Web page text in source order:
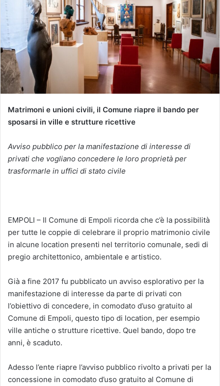
Matrimoni e unioni civili, il Comune riapre il bando per
sposarsi in ville e strutture ricettive
Avviso pubblico per la manifestazione di interesse di
privati che vogliano concedere le loro proprietà per
trasformarle in uffici di stato civile
EMPOLI – Il Comune di Empoli ricorda che c’è la possibilità
per tutte le coppie di celebrare il proprio matrimonio civile
in alcune location presenti nel territorio comunale, sedi di
pregio architettonico, ambientale e artistico.
Già a fine 2017 fu pubblicato un avviso esplorativo per la
manifestazione di interesse da parte di privati con
l’obiettivo di concedere, in comodato d’uso gratuito al
Comune di Empoli, questo tipo di location, per esempio
ville antiche o strutture ricettive. Quel bando, dopo tre
anni, è scaduto.
Adesso l’ente riapre l’avviso pubblico rivolto a privati per la
concessione in comodato d’uso gratuito al Comune di